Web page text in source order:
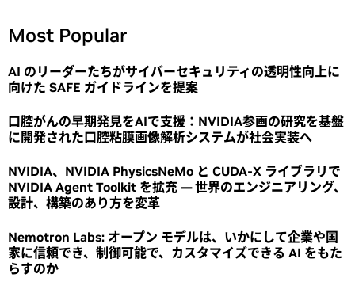
Most Popular
AI のリーダーたちがサイバーセキュリティの透明性向上に
向けた SAFE ガイドラインを提案
口腔がんの早期発見をAIで支援：NVIDIA参画の研究を基盤
に開発された口腔粘膜画像解析システムが社会実装へ
NVIDIA、NVIDIA PhysicsNeMo と CUDA-X ライブラリで
NVIDIA Agent Toolkit を拡充 ― 世界のエンジニアリング、
設計、構築のあり方を変革
Nemotron Labs: オープン モデルは、いかにして企業や国
家に信頼でき、制御可能で、カスタマイズできる AI をもた
らすのか